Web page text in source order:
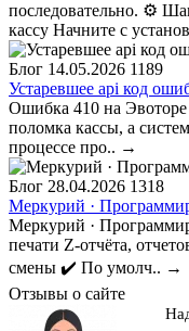
последовательно. ⚙️
кассу Начните с
Блог 14.05.2026 1189
Устаревшее api код
Ошибка 410 на
поломка кассы, а
процессе про.. →
Блог 28.04.2026 1318
Меркурий ·
Меркурий ·
печати Z-отчёта,
смены ✔️ По умолч.. →
Отзывы о сайте